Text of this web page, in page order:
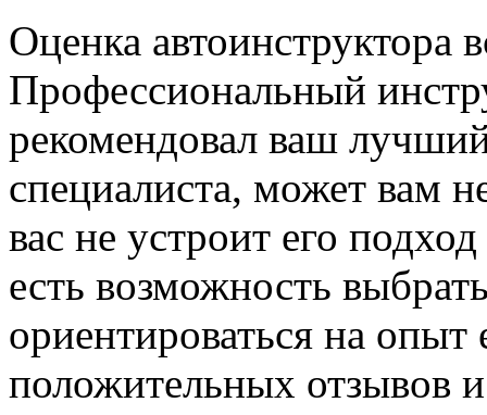
Оценка автоинструктора
Профессиональный
рекомендовал ваш
специалиста, может вам
вас не устроит его
есть возможность
ориентироваться на опыт
положительных отзывов